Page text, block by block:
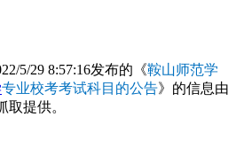
5/29 8:57:16发布的《鞍山师范学
专业校考考试科目的公告》的信息由
提供。